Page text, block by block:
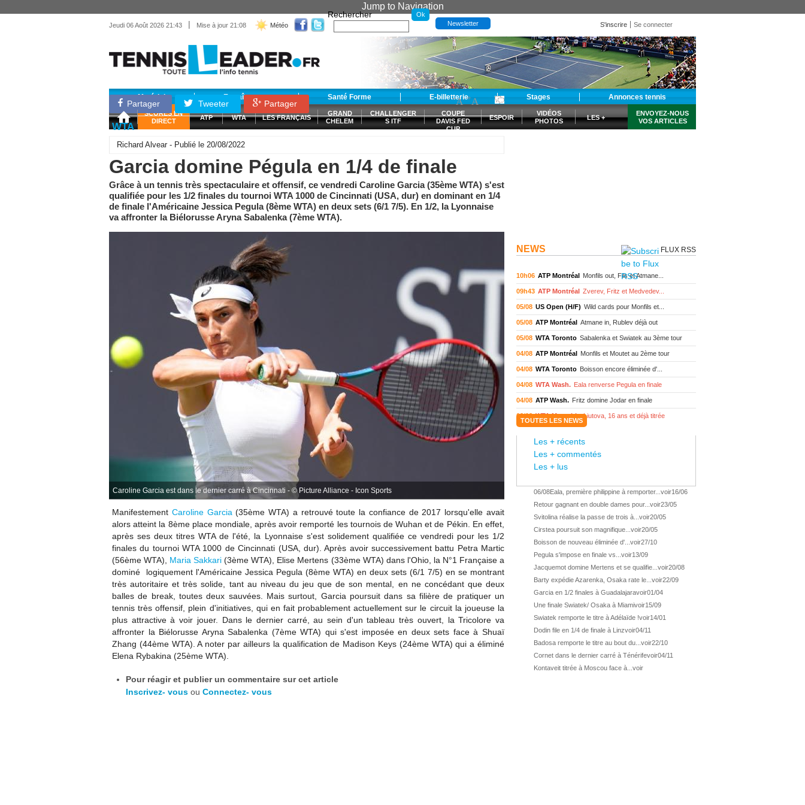
Jump to Navigation
Jeudi 06 Août 2026 21:43 | Mise à jour 21:08 Météo
Rechercher
Newsletter S'inscrire Se connecter
Matériel Entraînement Santé Forme E-billetterie Stages Annonces tennis
SCORES EN
DIRECT
ATP WTA LES FRANÇAIS
GRAND
CHELEM
CHALLENGER
S ITF
COUPE
DAVIS FED
CUP
ESPOIR
VIDÉOS
PHOTOS
LES +
ENVOYEZ-NOUS
VOS ARTICLES
Partager Tweeter Partager
-A +A
WTA
Richard Alvear - Publié le 20/08/2022
Garcia domine Pégula en 1/4 de finale
Grâce à un tennis très spectaculaire et offensif, ce vendredi Caroline Garcia (35ème WTA) s'est
qualifiée pour les 1/2 finales du tournoi WTA 1000 de Cincinnati (USA, dur) en dominant en 1/4
de finale l'Américaine Jessica Pegula (8ème WTA) en deux sets (6/1 7/5). En 1/2, la Lyonnaise
va affronter la Biélorusse Aryna Sabalenka (7ème WTA).
Caroline Garcia est dans le dernier carré à Cincinnati - © Picture Alliance - Icon Sports
Manifestement Caroline Garcia (35ème WTA) a retrouvé toute la confiance de 2017 lorsqu'elle avait
alors atteint la 8ème place mondiale, après avoir remporté les tournois de Wuhan et de Pékin. En effet,
après ses deux titres WTA de l'été, la Lyonnaise s'est solidement qualifiée ce vendredi pour les 1/2
finales du tournoi WTA 1000 de Cincinnati (USA, dur). Après avoir successivement battu Petra Martic
(56ème WTA), Maria Sakkari (3ème WTA), Elise Mertens (33ème WTA) dans l'Ohio, la N°1 Française a
dominé logiquement l'Américaine Jessica Pegula (8ème WTA) en deux sets (6/1 7/5) en se montrant
très autoritaire et très solide, tant au niveau du jeu que de son mental, en ne concédant que deux
balles de break, toutes deux sauvées. Mais surtout, Garcia poursuit dans sa filière de pratiquer un
tennis très offensif, plein d'initiatives, qui en fait probablement actuellement sur le circuit la joueuse la
plus attractive à voir jouer. Dans le dernier carré, au sein d'un tableau très ouvert, la Tricolore va
affronter la Biélorusse Aryna Sabalenka (7ème WTA) qui s'est imposée en deux sets face à Shuaï
Zhang (44ème WTA). A noter par ailleurs la qualification de Madison Keys (24ème WTA) qui a éliminé
Elena Rybakina (25ème WTA).
Pour réagir et publier un commentaire sur cet article
Inscrivez- vous ou Connectez- vous
NEWS FLUX RSS
10h06 ATP Montréal Monfils out, Fils et Atmane...
09h43 ATP Montréal Zverev, Fritz et Medvedev...
05/08 US Open (H/F) Wild cards pour Monfils et...
05/08 ATP Montréal Atmane in, Rublev déjà out
05/08 WTA Toronto Sabalenka et Swiatek au 3ème tour
04/08 ATP Montréal Monfils et Moutet au 2ème tour
04/08 WTA Toronto Boisson encore éliminée d'...
04/08 WTA Wash. Eala renverse Pegula en finale
04/08 ATP Wash. Fritz domine Jodar en finale
03/08 WTA Memphis Liutova, 16 ans et déjà titrée
ATP Los Cabos
WTA Wash.
ATP Los Cabos Géa en finale !
ATP Los Cabos 1ère 1/2 finale pour Géa
ATP Wash. Pas de 1/4 pour Humbert et Atmane
WTA Washington Déjà fini pour Fernandez
ATP Washington De Minaur domine Tsitsipas
ATP Washington Fritz et Musetti en 1/8èmes
WTA Prague Tagger, premier sacre à 18 ans
ATP Estoril Van Assche remporte son 1er...
ATP Estoril Van Assche s'offre Rublev
TOUTES LES NEWS
Les + récents
Les + commentés
Les + lus
06/08Eala, première philippine à remporter... voir16/06
Retour gagnant en double dames pour... voir23/05
Svitolina réalise la passe de trois à... voir20/05
Cirstea poursuit son magnifique... voir20/05
Boisson de nouveau éliminée d'... voir27/10
Pegula s'impose en finale vs... voir13/09
Jacquemot domine Mertens et se qualifie... voir20/08
Barty expédie Azarenka, Osaka rate le... voir22/09
Garcia en 1/2 finales à Guadalajaravoir01/04
Une finale Swiatek/ Osaka à Miamivoir15/09
Swiatek remporte le titre à Adélaïde !voir14/01
Dodin file en 1/4 de finale à Linzvoir04/11
Badosa remporte le titre au bout du... voir22/10
Cornet dans le dernier carré à Ténérifevoir04/11
Kontaveit titrée à Moscou face à... voir